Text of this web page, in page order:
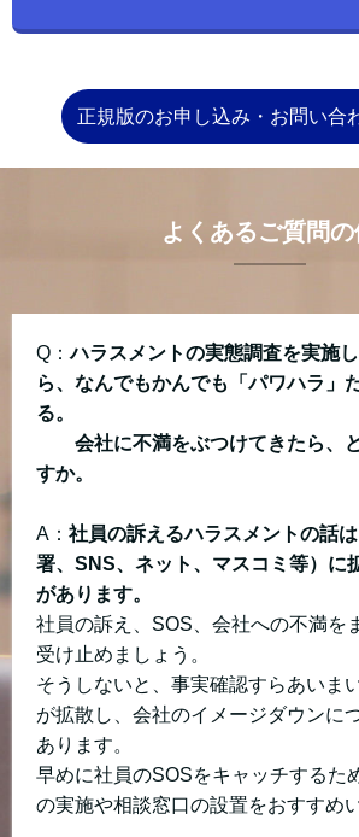
正規版のお申し込み・お問い合
よくあるご質問の
Q：ハラスメントの実態調査を実施し
ら、なんでもかんでも「パワハラ」
る。
会社に不満をぶつけてきたら、
すか。
A： 社員の訴えるハラスメントの話
署、SNS、ネット、マスコミ等）に
があります。
社員の訴え、SOS、会社への不満を
受け止めましょう。
そうしないと、事実確認すらあいま
が拡散し、会社のイメージダウンに
あります。
早めに社員のSOSをキャッチするた
の実施や相談窓口の設置をおすすめ